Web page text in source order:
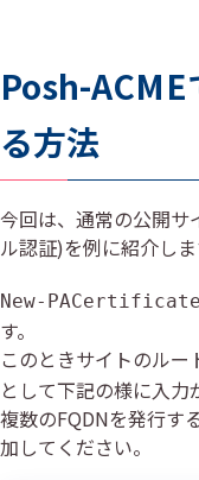
Posh-ACME
る方法
今回は、通常の公開サ
ル認証)を例に紹介しま
New-PACertificate
す。
このときサイトのルー
として下記の様に入力
複数のFQDNを発行す
加してください。